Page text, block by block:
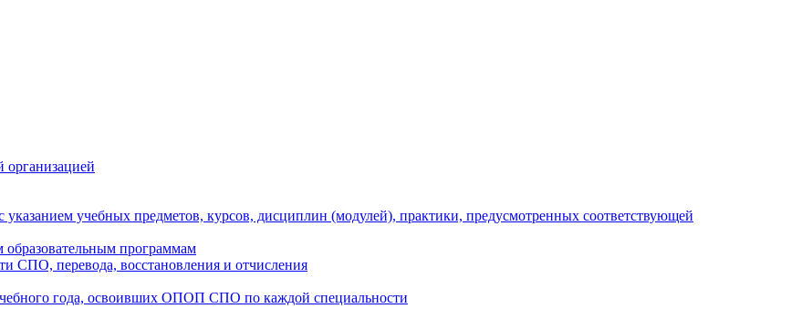
организацией
указанием учебных предметов, курсов, дисциплин (модулей), практики, предусмотренных соответствующей
программам
СПО, перевода, восстановления и отчисления
года, освоивших ОПОП СПО по каждой специальности